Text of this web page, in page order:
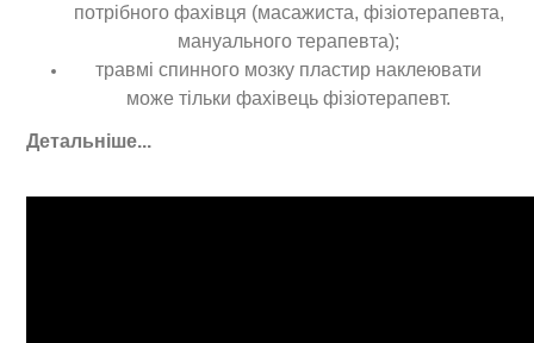
потрібного фахівця (масажиста, фізіотерапевта,
мануального терапевта);
травмі спинного мозку пластир наклеювати
може тільки фахівець фізіотерапевт.
Детальніше...